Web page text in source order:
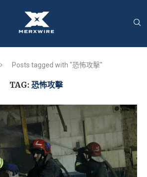
Posts tagged with "恐怖攻擊"
TAG: 恐怖攻擊